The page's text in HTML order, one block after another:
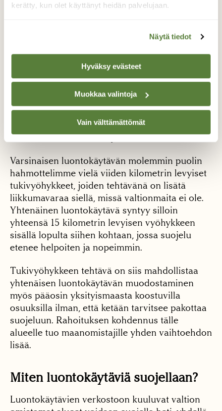
kerätty, kun olet käyttänyt heidän palvelujaan.
Näytä tiedot
Hyväksy evästeet
Muokkaa valintoja
Vain välttämättömät
ekosysteemipalveluita ja populaatioiden välisiä
viiden kilometrin luontokäytävä tuskin on
realistinen. Lähtökohtana valittu leveys
yhtenäisen ketjun muodostumisen.
Vastapainoksi kansallispuistojen ja muiden
suurempien suojelualueiden kohdalla
verkostoon muodostuu pullistumia.
Varsinaisen luontokäytävän molemmin puolin
hahmottelimme vielä viiden kilometrin levyiset
tukivyöhykkeet, joiden tehtävänä on lisätä
liikkumavaraa siellä, missä valtionmaita ei ole.
Yhtenäinen luontokäytävä syntyy silloin
yhteensä 15 kilometrin levyisen vyöhykkeen
sisällä lopulta siihen kohtaan, jossa suojelu
etenee helpoiten ja nopeimmin.
Tukivyöhykkeen tehtävä on siis mahdollistaa
yhtenäisen luontokäytävän muodostaminen
myös pääosin yksityismaasta koostuvilla
osuuksilla ilman, että ketään tarvitsee pakottaa
suojeluun. Rahoituksen kohdennus tälle
alueelle tuo maanomistajille yhden vaihtoehdon
lisää.
Miten luontokäytäviä suojellaan?
Luontokäytävien verkostoon kuuluvat valtion